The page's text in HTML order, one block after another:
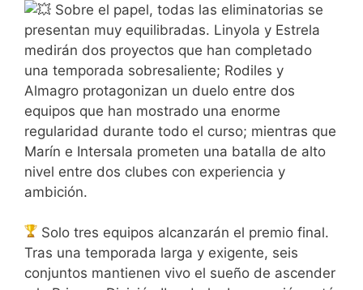
Sobre el papel, todas las eliminatorias se
presentan muy equilibradas. Linyola y Estrela
medirán dos proyectos que han completado
una temporada sobresaliente; Rodiles y
Almagro protagonizan un duelo entre dos
equipos que han mostrado una enorme
regularidad durante todo el curso; mientras que
Marín e Intersala prometen una batalla de alto
nivel entre dos clubes con experiencia y
ambición.
Solo tres equipos alcanzarán el premio final.
Tras una temporada larga y exigente, seis
conjuntos mantienen vivo el sueño de ascender